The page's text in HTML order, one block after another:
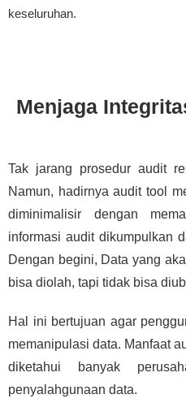
keseluruhan.
Menjaga
Tak jarang prosedur audit
Namun, hadirnya audit tool
diminimalisir dengan
informasi audit dikumpulkan
Dengan begini, Data yang
bisa diolah, tapi tidak bisa
Hal ini bertujuan agar
memanipulasi data. Manfaat
diketahui banyak
penyalahgunaan data.